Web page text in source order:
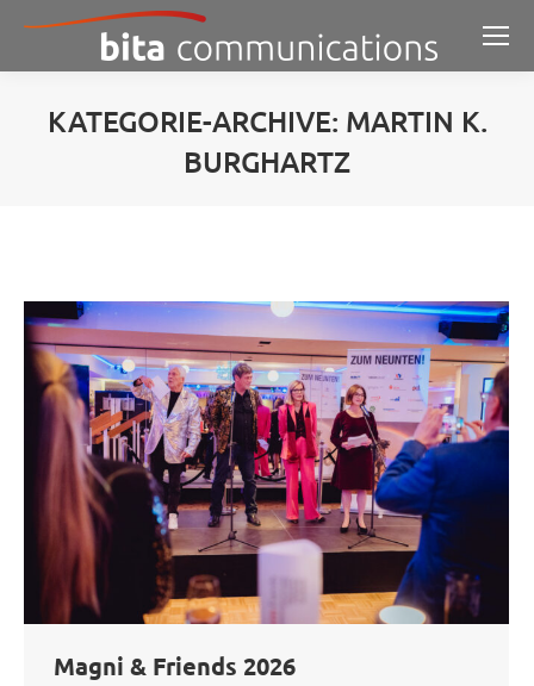
KATEGORIE-ARCHIVE: MARTIN K.
BURGHARTZ
Magni & Friends 2026